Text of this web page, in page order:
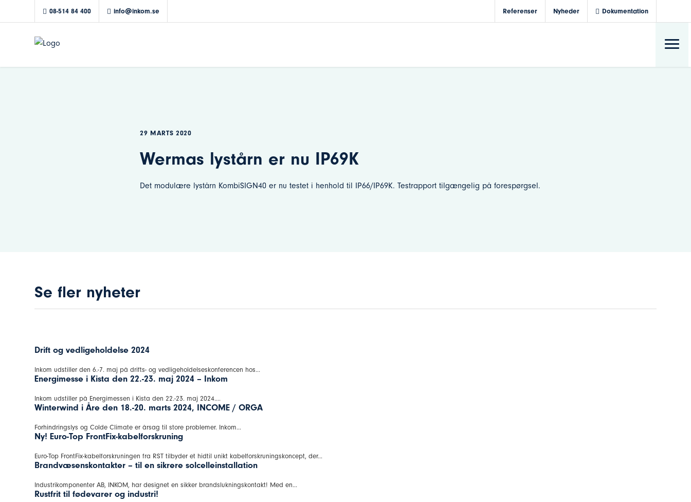
08-514 84 400 info@inkom.se Referenser Nyheder Dokumentation
29 MARTS 2020
Wermas lystårn er nu IP69K
Det modulære lystårn KombiSIGN40 er nu testet i henhold til IP66/IP69K. Testrapport tilgængelig på forespørgsel.
Se fler nyheter
Drift og vedligeholdelse 2024
Inkom udstiller den 6.-7. maj på drifts- og vedligeholdelseskonferencen hos...
Energimesse i Kista den 22.-23. maj 2024 – Inkom
Inkom udstiller på Energimessen i Kista den 22.-23. maj 2024....
Winterwind i Åre den 18.-20. marts 2024, INCOME / ORGA
Forhindringslys og Colde Climate er årsag til store problemer. Inkom...
Ny! Euro-Top FrontFix-kabelforskruning
Euro-Top FrontFix-kabelforskruningen fra RST tilbyder et hidtil unikt kabelforskruningskoncept, der...
Brandvæsenskontakter – til en sikrere solcelleinstallation
Industrikomponenter AB, INKOM, har designet en sikker brandslukningskontakt! Med en...
Rustfrit til fødevarer og industri!